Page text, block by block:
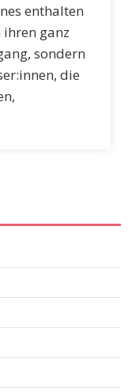
enthalten
ganz
sondern
die